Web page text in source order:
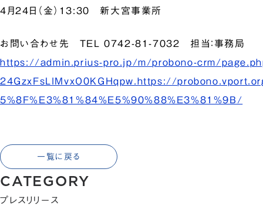
CATEGORY
プレスリリース
4月24日（金）13:30 新大宮事業所
お問い合わせ先 TEL 0742-81-7032 担当：事務局
https://admin.prius-pro.jp/m/probono-crm/
24GzxFsLlMvxO0KGHqpw.https://
5%8F%E3%81%84%E5%90%88%E3%81%9B/
一覧に戻る